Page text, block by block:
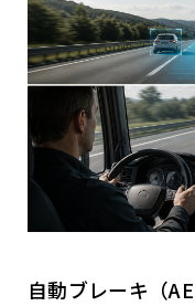
自動ブレーキ（